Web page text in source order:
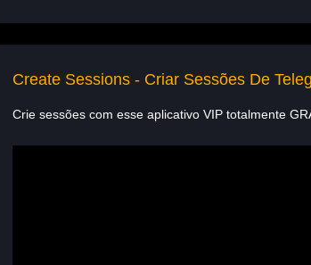
Create Sessions - Criar Sessões De
Crie sessões com esse aplicativo VIP totalmente